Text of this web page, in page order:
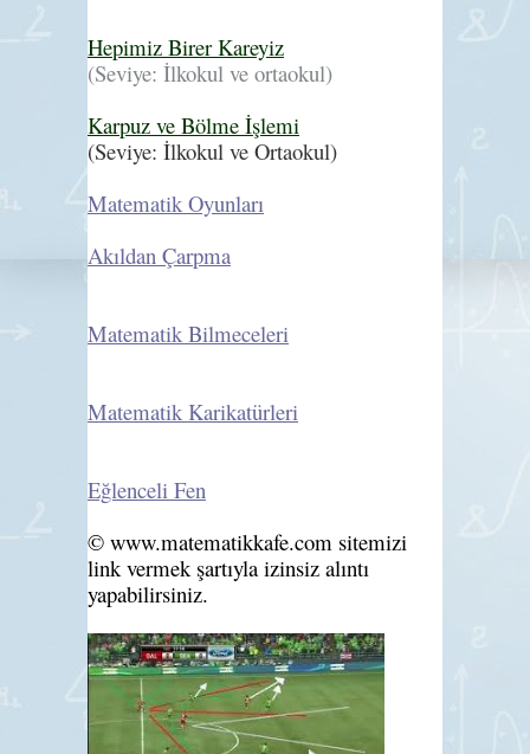
Hepimiz Birer Kareyiz
(Seviye: İlkokul ve ortaokul)
Karpuz ve Bölme İşlemi
(Seviye: İlkokul ve Ortaokul)
Matematik Oyunları
Akıldan Çarpma
Matematik Bilmeceleri
Matematik Karikatürleri
Eğlenceli Fen
© www.matematikkafe.com sitemizi
link vermek şartıyla izinsiz alıntı
yapabilirsiniz.